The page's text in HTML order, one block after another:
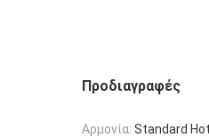
Προδιαγραφές
Αρμονία: Standard